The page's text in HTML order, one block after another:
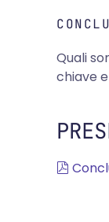
Quali
chiave
pdf